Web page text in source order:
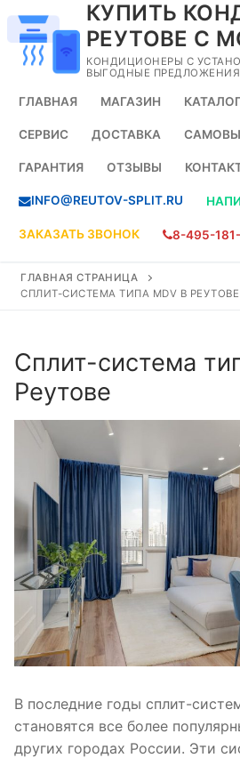
содержимому
КУПИТЬ
РЕУТОВЕ С
КОНДИЦИОНЕРЫ С
ВЫГОДНЫЕ
ГЛАВНАЯ МАГАЗИН
СЕРВИС ДОСТАВКА
ГАРАНТИЯ ОТЗЫВЫ
INFO@REUTOV-SPLIT.RU
ЗАКАЗАТЬ ЗВОНОК 8-495-
ГЛАВНАЯ СТРАНИЦА
СПЛИТ-СИСТЕМА ТИПА MDV В РЕУТОВЕ
Сплит-система
Реутове
В последние годы сплит-
становятся все более
других городах России. Эти